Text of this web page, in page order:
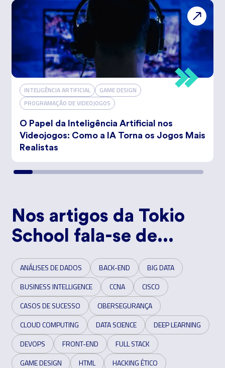
INTELIGÊNCIA ARTIFICIAL
GAME DESIGN
PROGRAMAÇÃO DE VIDEOJOGOS
O Papel da Inteligência Artificial nos
Videojogos: Como a IA Torna os Jogos Mais
Realistas
Nos artigos da Tokio
School fala-se de...
ANÁLISES DE DADOS BACK-END
BIG DATA
BUSINESS INTELLIGENCE
CCNA
CISCO
CASOS DE SUCESSO
CIBERSEGURANÇA
CLOUD COMPUTING
DATA SCIENCE
DEEP LEARNING
DEVOPS
FRONT-END
FULL STACK
GAME DESIGN
HTML
HACKING ÉTICO